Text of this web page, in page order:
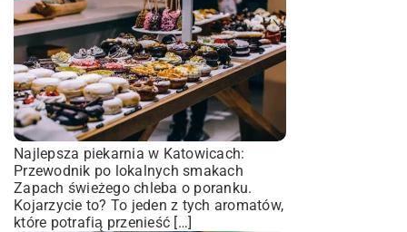
Najlepsza piekarnia w Katowicach:
Przewodnik po lokalnych smakach
Zapach świeżego chleba o poranku.
Kojarzycie to? To jeden z tych aromatów,
które potrafią przenieść […]